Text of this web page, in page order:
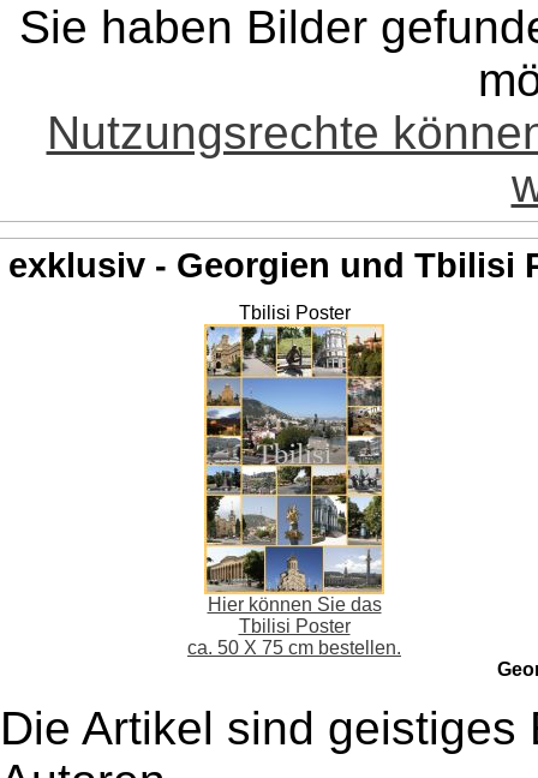
Sie haben Bilder
Nutzungsrechte
exklusiv - Georgien und Tbilisi
Tbilisi Poster
Hier können Sie das
Tbilisi Poster
ca. 50 X 75 cm bestellen.
Die Artikel sind